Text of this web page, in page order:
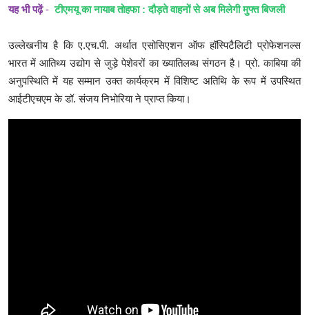
यह भी पढ़ें- टीएमयू का नायाब तोहफा : दौड़ते वाहनों से अब मिलेगी मुफ्त बिजली
उल्लेखनीय है कि ए.एच.पी. अर्थात एसोसिएशन ऑफ हॉस्पिटैलिटी प्रोफेशनल्स
भारत में आतिथ्य उद्योग से जुड़े पेशेवरों का ख्यातिलब्ध संगठन है। प्रो. काबिया की
अनुपस्थिति में यह सम्मान उक्त कार्यक्रम में विशिष्ट अतिथि के रूप में उपस्थित
आईटीएचएम के डॉ. संजय निभोरिया ने प्राप्त किया।